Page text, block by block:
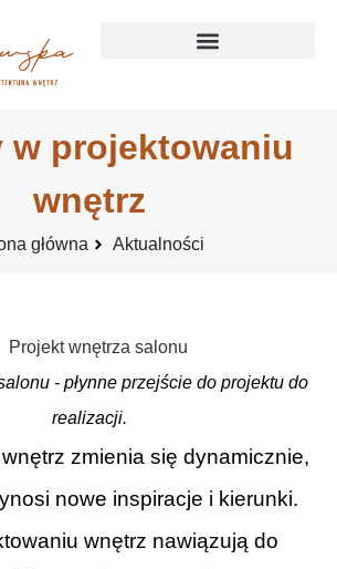
w projektowaniu
wnętrz
główna Aktualności
- płynne przejście do projektu do
realizacji.
zmienia się dynamicznie,
nowe inspiracje i kierunki.
wnętrz nawiązują do